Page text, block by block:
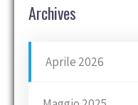
Archives
Aprile 2026